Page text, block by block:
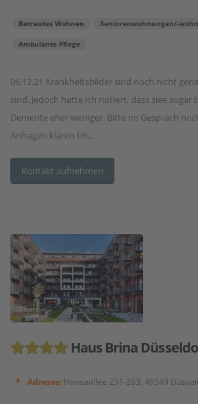
Betreutes Wohnen Seniorenwohnungen/-
Ambulante Pflege
06.12.21 Krankheitsbilder sind noch nicht
sind. Jedoch hatte ich notiert, dass siee sogar
Demente eher weniger. Bitte im Gespräch
Anfragen klären bh...
Kontakt aufnehmen
Haus Brina
Adresse: Hansaallee 251-263, 40549